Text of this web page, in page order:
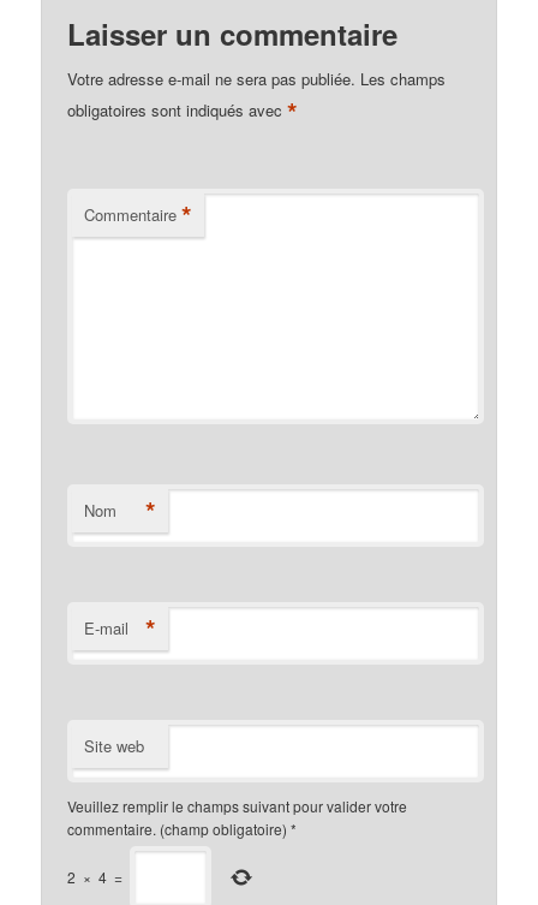
Laisser un commentaire
Votre adresse e-mail ne sera pas publiée. Les champs
obligatoires sont indiqués avec*
Commentaire *
Nom *
E-mail *
Site web
Veuillez remplir le champs suivant pour valider votre
commentaire. (champ obligatoire) *
2 × 4 =